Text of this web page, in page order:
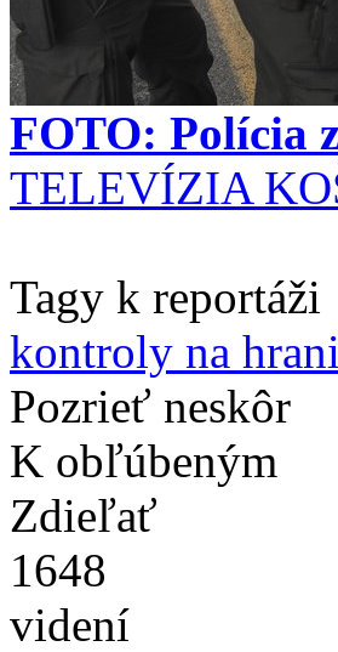
FOTO: Polícia
TELEVÍZIA
Tagy k reportáži
kontroly na
Pozrieť neskôr
K obľúbeným
Zdieľať
1648
videní